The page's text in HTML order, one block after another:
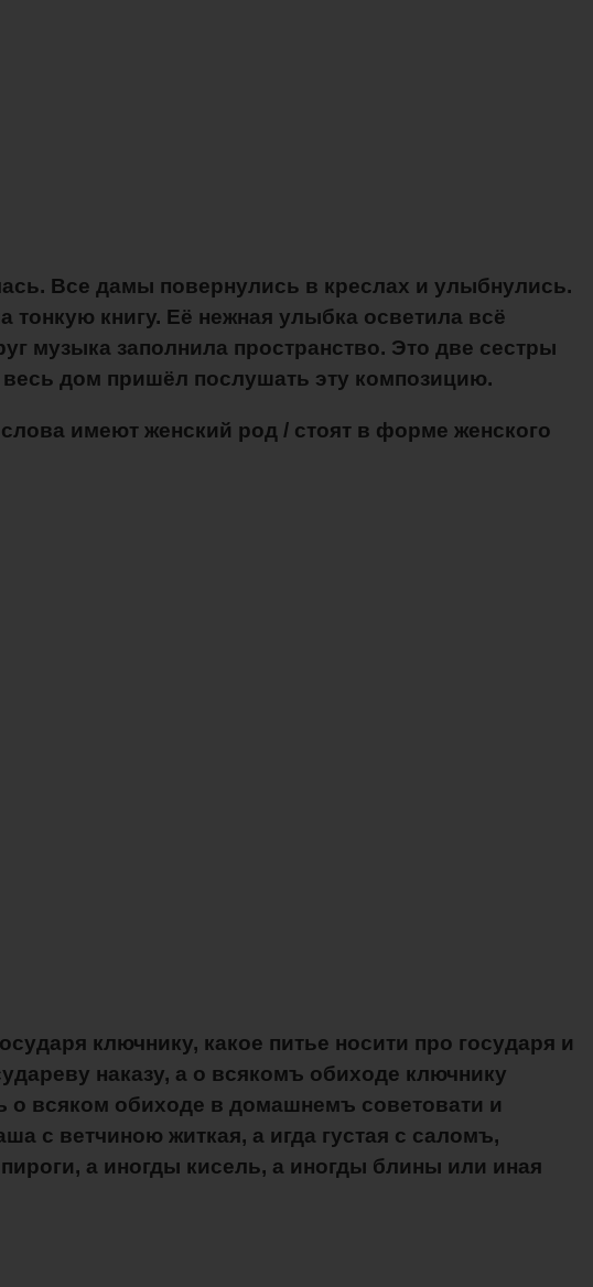
Все дамы повернулись в креслах и улыбнулись.
книгу. Её нежная улыбка осветила всё
музыка заполнила пространство. Это две сестры
дом пришёл послушать эту композицию.
имеют женский род / стоят в форме женского
ключнику, какое питье носити про государя и
наказу, а о всякомъ обиходе ключнику
о всяком обиходе в домашнемъ советовати и
с ветчиною житкая, а игда густая с саломъ,
а иногды кисель, а иногды блины или иная